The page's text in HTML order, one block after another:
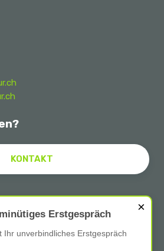
KONTAKT
×
Erstgespräch
Ihr unverbindliches Erstgespräch